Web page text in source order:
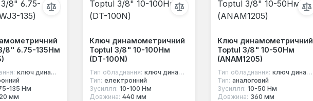
8" 6.75-135Нм
ключ динамометричний під квадрат
135 Нм
мм
Ключ динамометричний
Toptul 3/8" 10-100Нм
(DT-100N)
Тип обладнання: ключ динамометричний під квадрат
Тип: електронний
Зусилля: 10-100 Нм
Довжина: 440 мм
Ключ динамометричний
Toptul 3/8" 10-50Нм
(ANAM1205)
Тип обладнання: ключ динамометричний під квадрат
Тип: аналоговий
Зусилля: 10-50 Нм
Довжина: 360 мм